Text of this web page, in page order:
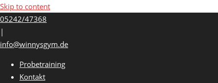
Skip to content
05242/47368
|
info@winnysgym.de
Probetraining
Kontakt